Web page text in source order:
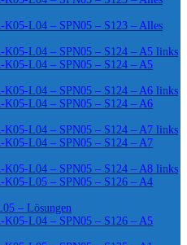
K05-L04 – SPN05 – S123 – Alles
K05-L04 – SPN05 – S124 – A5 links
K05-L04 – SPN05 – S124 – A5
K05-L04 – SPN05 – S124 – A6 links
K05-L04 – SPN05 – S124 – A6
K05-L04 – SPN05 – S124 – A7 links
K05-L04 – SPN05 – S124 – A7
K05-L04 – SPN05 – S124 – A8 links
K05-L05 – SPN05 – S126 – A4
– Lösungen
K05-L04 – SPN05 – S126 – A5